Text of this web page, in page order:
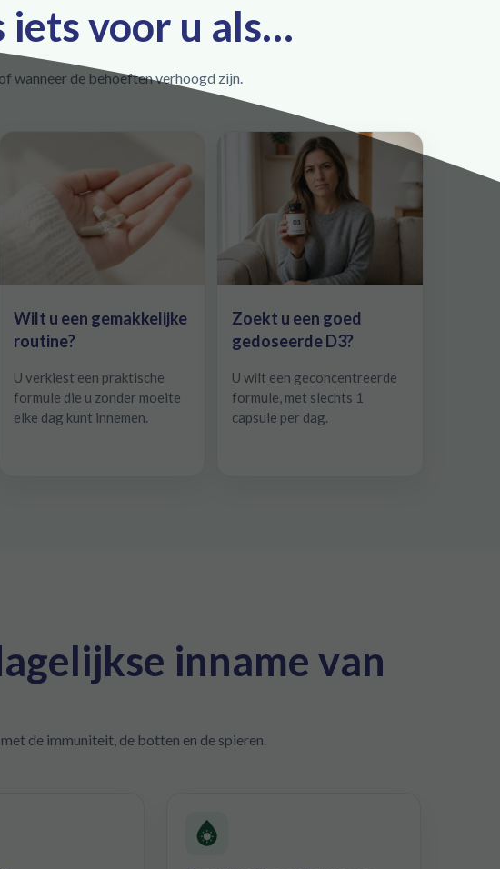
iets voor u als…
wanneer de behoeften verhoogd zijn.
Wilt u een gemakkelijke
routine?
U verkiest een praktische
formule die u zonder moeite
elke dag kunt innemen.
Zoekt u een goed
gedoseerde D3?
U wilt een geconcentreerde
formule, met slechts 1
capsule per dag.
inname van
de immuniteit, de botten en de spieren.